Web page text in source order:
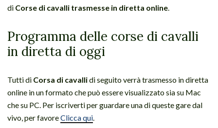
di Corse di cavalli trasmesse in diretta online
Programma delle corse di cavalli
in diretta di oggi
Tutti di Corsa di cavallidi seguito verrà trasmesso in diretta
online in un formato che può essere visualizzato sia su Mac
che su PC. Per iscriverti per guardare una di queste gare dal
vivo, per favoreClicca qui